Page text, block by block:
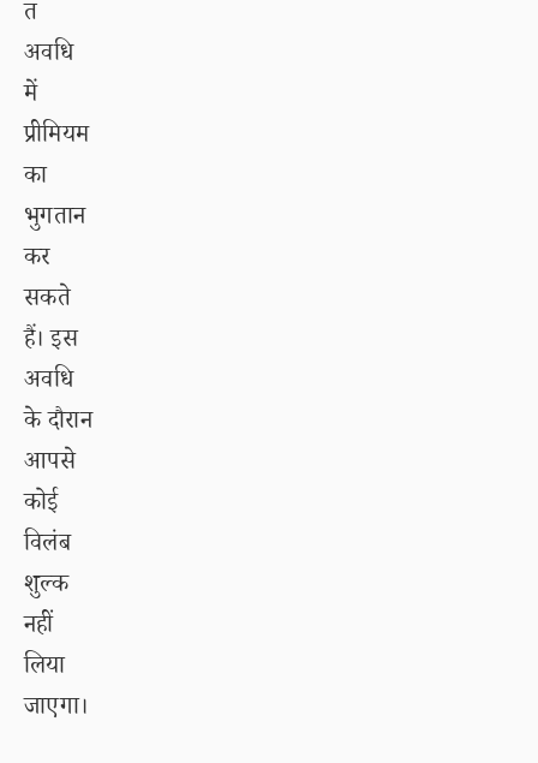
त
अवधि
में
प्रीमियम
का
भुगतान
कर
सकते
हैं। इस
अवधि
के दौरान
आपसे
कोई
विलंब
शुल्क
नहीं
लिया
जाएगा।